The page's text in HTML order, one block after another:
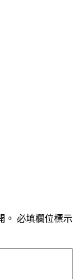
。 必填欄位標示